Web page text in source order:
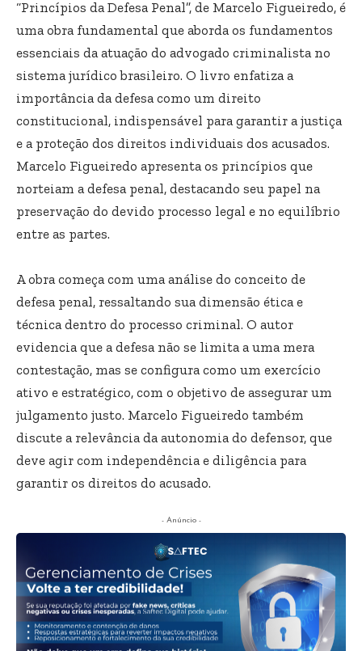
“Princípios da Defesa Penal”, de Marcelo Figueiredo, é
uma obra fundamental que aborda os fundamentos
essenciais da atuação do advogado criminalista no
sistema jurídico brasileiro. O livro enfatiza a
importância da defesa como um direito
constitucional, indispensável para garantir a justiça
e a proteção dos direitos individuais dos acusados.
Marcelo Figueiredo apresenta os princípios que
norteiam a defesa penal, destacando seu papel na
preservação do devido processo legal e no equilíbrio
entre as partes.
A obra começa com uma análise do conceito de
defesa penal, ressaltando sua dimensão ética e
técnica dentro do processo criminal. O autor
evidencia que a defesa não se limita a uma mera
contestação, mas se configura como um exercício
ativo e estratégico, com o objetivo de assegurar um
julgamento justo. Marcelo Figueiredo também
discute a relevância da autonomia do defensor, que
deve agir com independência e diligência para
garantir os direitos do acusado.
- Anúncio -